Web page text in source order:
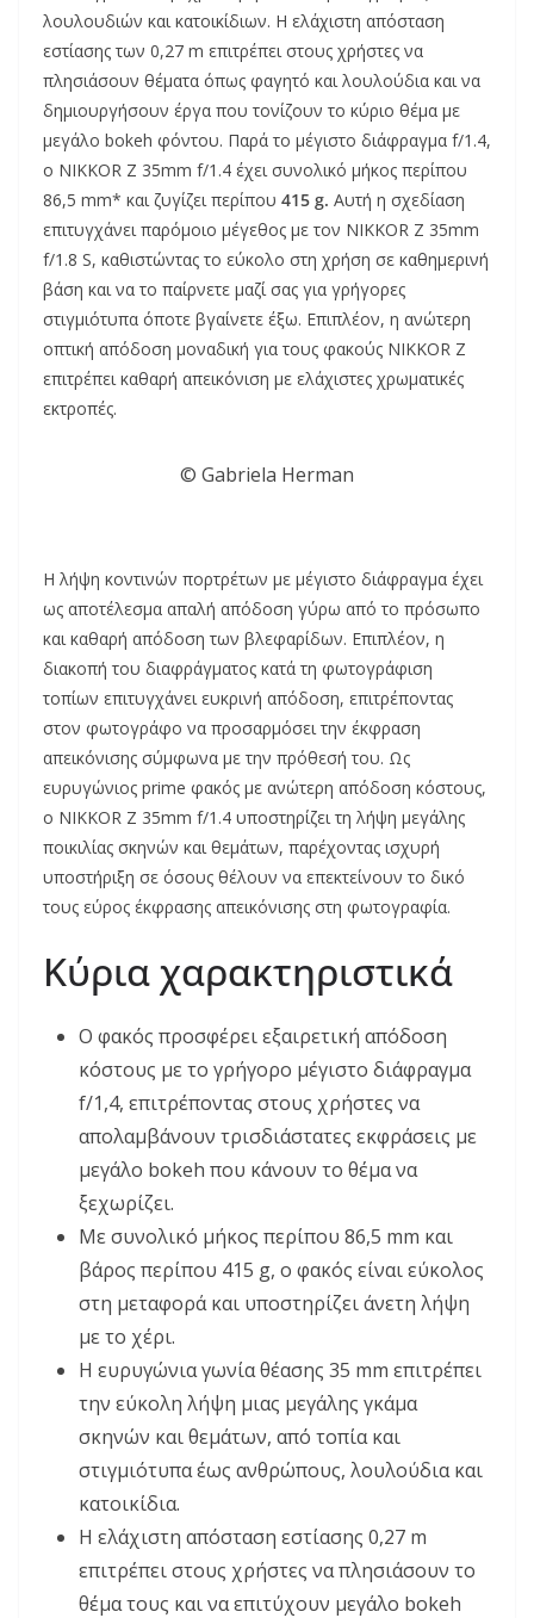
λουλουδιών και κατοικίδιων. Η ελάχιστη απόσταση
εστίασης των 0,27 m επιτρέπει στους χρήστες να
πλησιάσουν θέματα όπως φαγητό και λουλούδια και να
δημιουργήσουν έργα που τονίζουν το κύριο θέμα με
μεγάλο bokeh φόντου. Παρά το μέγιστο διάφραγμα f/1.4,
ο NIKKOR Z 35mm f/1.4 έχει συνολικό μήκος περίπου
86,5 mm* και ζυγίζει περίπου 415 g. Αυτή η σχεδίαση
επιτυγχάνει παρόμοιο μέγεθος με τον NIKKOR Z 35mm
f/1.8 S, καθιστώντας το εύκολο στη χρήση σε καθημερινή
βάση και να το παίρνετε μαζί σας για γρήγορες
στιγμιότυπα όποτε βγαίνετε έξω. Επιπλέον, η ανώτερη
οπτική απόδοση μοναδική για τους φακούς NIKKOR Z
επιτρέπει καθαρή απεικόνιση με ελάχιστες χρωματικές
εκτροπές.
© Gabriela Herman
Η λήψη κοντινών πορτρέτων με μέγιστο διάφραγμα έχει
ως αποτέλεσμα απαλή απόδοση γύρω από το πρόσωπο
και καθαρή απόδοση των βλεφαρίδων. Επιπλέον, η
διακοπή του διαφράγματος κατά τη φωτογράφιση
τοπίων επιτυγχάνει ευκρινή απόδοση, επιτρέποντας
στον φωτογράφο να προσαρμόσει την έκφραση
απεικόνισης σύμφωνα με την πρόθεσή του. Ως
ευρυγώνιος prime φακός με ανώτερη απόδοση κόστους,
ο NIKKOR Z 35mm f/1.4 υποστηρίζει τη λήψη μεγάλης
ποικιλίας σκηνών και θεμάτων, παρέχοντας ισχυρή
υποστήριξη σε όσους θέλουν να επεκτείνουν το δικό
τους εύρος έκφρασης απεικόνισης στη φωτογραφία.
Κύρια χαρακτηριστικά
Ο φακός προσφέρει εξαιρετική απόδοση
κόστους με το γρήγορο μέγιστο διάφραγμα
f/1,4, επιτρέποντας στους χρήστες να
απολαμβάνουν τρισδιάστατες εκφράσεις με
μεγάλο bokeh που κάνουν το θέμα να
ξεχωρίζει.
Με συνολικό μήκος περίπου 86,5 mm και
βάρος περίπου 415 g, ο φακός είναι εύκολος
στη μεταφορά και υποστηρίζει άνετη λήψη
με το χέρι.
Η ευρυγώνια γωνία θέασης 35 mm επιτρέπει
την εύκολη λήψη μιας μεγάλης γκάμα
σκηνών και θεμάτων, από τοπία και
στιγμιότυπα έως ανθρώπους, λουλούδια και
κατοικίδια.
Η ελάχιστη απόσταση εστίασης 0,27 m
επιτρέπει στους χρήστες να πλησιάσουν το
θέμα τους και να επιτύχουν μεγάλο bokeh